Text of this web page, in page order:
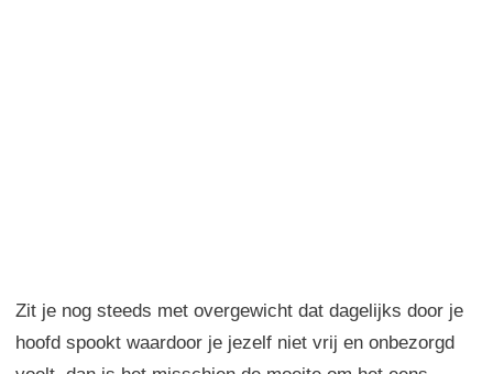
Zit je nog steeds met overgewicht dat dagelijks door je
hoofd spookt waardoor je jezelf niet vrij en onbezorgd